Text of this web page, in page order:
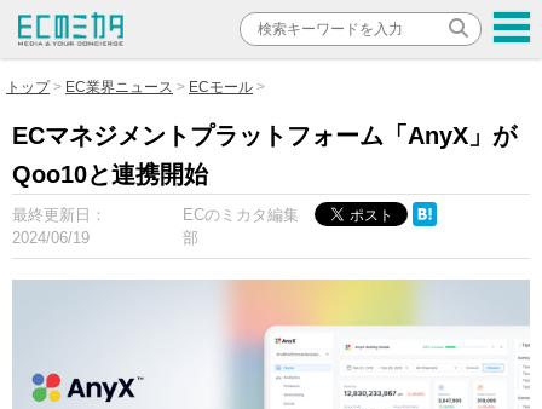
トップ EC業界ニュース ECモール
ECマネジメントプラットフォーム「AnyX」が
Qoo10と連携開始
最終更新日：
2024/06/19
ECのミカタ編集
部